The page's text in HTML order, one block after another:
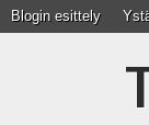
Blogin esittely